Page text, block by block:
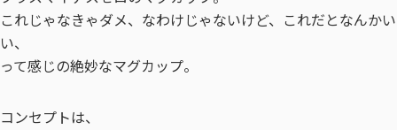
これじゃなきゃダメ、なわけじゃないけど、これだとなんかい
い、
って感じの絶妙なマグカップ。
コンセプトは、